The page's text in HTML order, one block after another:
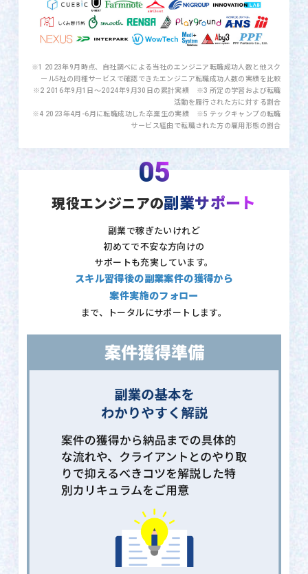
※1 2023年9月時点、自社調べによる当社のエンジニア転職成功人数と他スク
ール5社の同種サービスで確認できたエンジニア転職成功人数の実績を比較
※2 2016年9月1日〜2024年9月30日の累計実績 ※3 所定の学習および転職
活動を履行された方に対する割合
※4 2023年4月-6月に転職成功した卒業生の実績 ※5 テックキャンプの転職
サービス経由で転職された方の雇用形態の割合
05
現役エンジニアの副業サポート
副業で稼ぎたいけれど
初めてで不安な方向けの
サポートも充実しています。
スキル習得後の副業案件の獲得から
案件実施のフォロー
まで、トータルにサポートします。